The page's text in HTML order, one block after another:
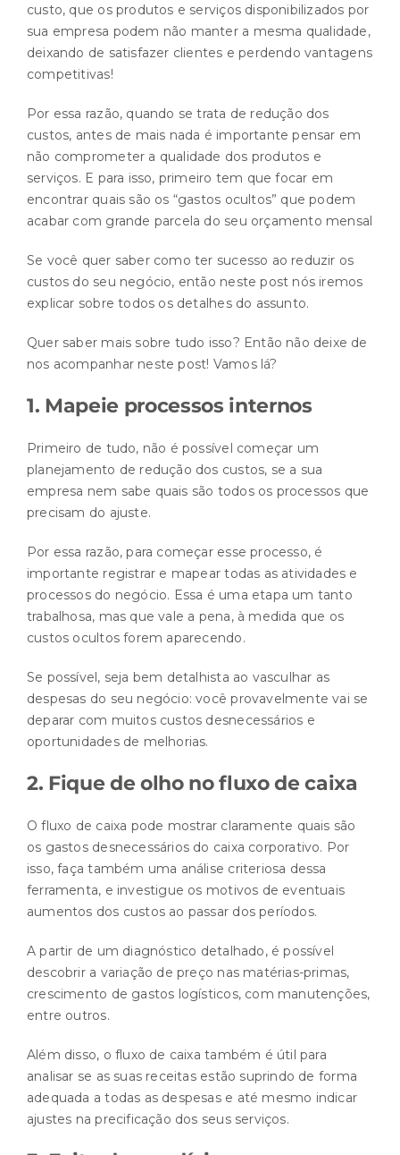
custo, que os produtos e serviços disponibilizados por
sua empresa podem não manter a mesma qualidade,
deixando de satisfazer clientes e perdendo vantagens
competitivas!
Por essa razão, quando se trata de redução dos
custos, antes de mais nada é importante pensar em
não comprometer a qualidade dos produtos e
serviços. E para isso, primeiro tem que focar em
encontrar quais são os “gastos ocultos” que podem
acabar com grande parcela do seu orçamento mensal
Se você quer saber como ter sucesso ao reduzir os
custos do seu negócio, então neste post nós iremos
explicar sobre todos os detalhes do assunto.
Quer saber mais sobre tudo isso? Então não deixe de
nos acompanhar neste post! Vamos lá?
1. Mapeie processos internos
Primeiro de tudo, não é possível começar um
planejamento de redução dos custos, se a sua
empresa nem sabe quais são todos os processos que
precisam do ajuste.
Por essa razão, para começar esse processo, é
importante registrar e mapear todas as atividades e
processos do negócio. Essa é uma etapa um tanto
trabalhosa, mas que vale a pena, à medida que os
custos ocultos forem aparecendo.
Se possível, seja bem detalhista ao vasculhar as
despesas do seu negócio: você provavelmente vai se
deparar com muitos custos desnecessários e
oportunidades de melhorias.
2. Fique de olho no fluxo de caixa
O fluxo de caixa pode mostrar claramente quais são
os gastos desnecessários do caixa corporativo. Por
isso, faça também uma análise criteriosa dessa
ferramenta, e investigue os motivos de eventuais
aumentos dos custos ao passar dos períodos.
A partir de um diagnóstico detalhado, é possível
descobrir a variação de preço nas matérias-primas,
crescimento de gastos logísticos, com manutenções,
entre outros.
Além disso, o fluxo de caixa também é útil para
analisar se as suas receitas estão suprindo de forma
adequada a todas as despesas e até mesmo indicar
ajustes na precificação dos seus serviços.